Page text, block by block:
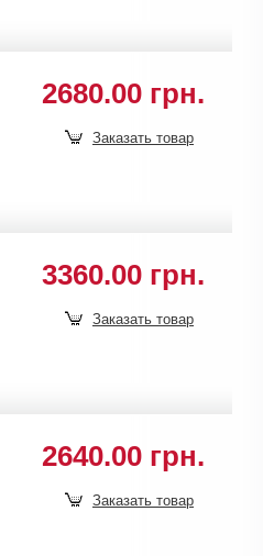
2680.00 грн.
Заказать товар
3360.00 грн.
Заказать товар
2640.00 грн.
Заказать товар